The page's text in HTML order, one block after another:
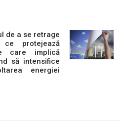
de a se retrage
protejează
care implică
să intensifice
energiei